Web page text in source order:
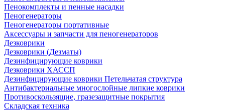
Пенокомплекты и пенные насадки
Пеногенераторы
Пеногенераторы портативные
Аксессуары и запчасти для пеногенераторов
Дезковрики
Дезковрики (Дезматы)
Дезинфицирующие коврики
Дезковрики ХАССП
Дезинфицирующие коврики Петельчатая структура
Антибактериальные многослойные липкие коврики
Противоскользящие, гразезащитные покрытия
Складская техника